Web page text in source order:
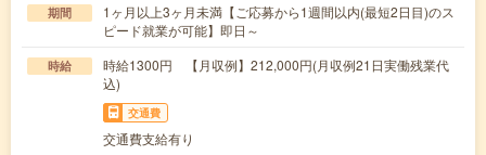
期間
1ヶ月以上3ヶ月未満【ご応募から1週間以内(最短2日目)のス
ピード就業が可能】即日～
時給
時給1300円 【月収例】212,000円(月収例21日実働残業代
込)
交通費
交通費支給有り